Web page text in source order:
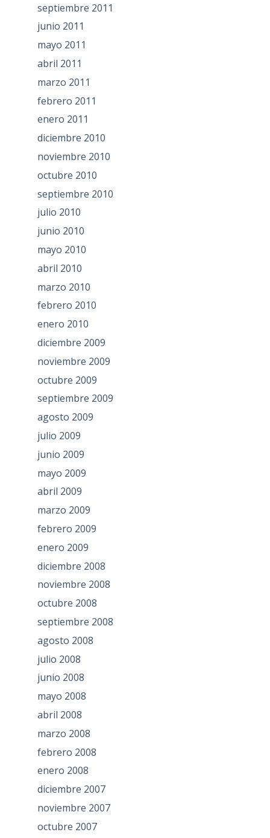
septiembre 2011
junio 2011
mayo 2011
abril 2011
marzo 2011
febrero 2011
enero 2011
diciembre 2010
noviembre 2010
octubre 2010
septiembre 2010
julio 2010
junio 2010
mayo 2010
abril 2010
marzo 2010
febrero 2010
enero 2010
diciembre 2009
noviembre 2009
octubre 2009
septiembre 2009
agosto 2009
julio 2009
junio 2009
mayo 2009
abril 2009
marzo 2009
febrero 2009
enero 2009
diciembre 2008
noviembre 2008
octubre 2008
septiembre 2008
agosto 2008
julio 2008
junio 2008
mayo 2008
abril 2008
marzo 2008
febrero 2008
enero 2008
diciembre 2007
noviembre 2007
octubre 2007